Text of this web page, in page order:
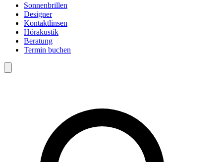
Sonnenbrillen
Designer
Kontaktlinsen
Hörakustik
Beratung
Termin buchen